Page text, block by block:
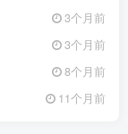
透明，通过权威通知
质、安全的使用体
看，不错过关键信
3个月前
3个月前
8个月前
11个月前